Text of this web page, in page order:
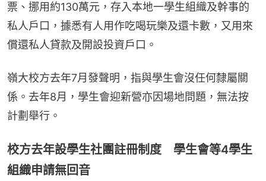
票、挪用約130萬元，存入本地一學生組織及幹事的
私人戶口，據悉有人用作吃喝玩樂及還卡數，又用來
償還私人貸款及開設投資戶口。
嶺大校方去年7月發聲明，指與學生會沒任何隸屬關
係。去年8月，學生會迎新營亦因場地問題，無法按
計劃舉行。
校方去年設學生社團註冊制度 學生會等4學生
組織申請無回音